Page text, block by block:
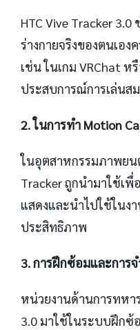
HTC Vive Tracker 3.0
ร่างกายจริงของตนเอง
เช่น ในเกม VRChat ห
ประสบการณ์การเล่นส
2. ในการทำ Motion
ในอุตสาหกรรมภาพย
Tracker ถูกนำมาใช้เ
แสดงและนำไปใช้ในง
ประสิทธิภาพ
3. การฝึกซ้อมและการ
หน่วยงานด้านการทหา
3.0 มาใช้ในระบบฝึกซ้